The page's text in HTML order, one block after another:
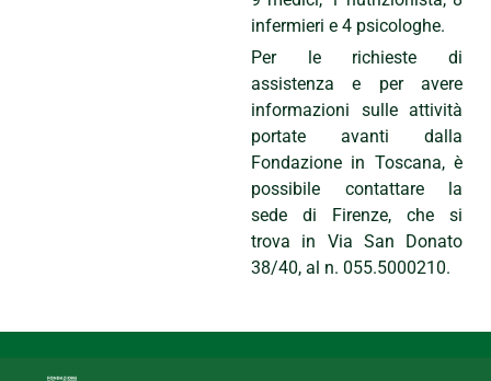
infermieri e 4 psicologhe.
Per le richieste di
assistenza e per avere
informazioni sulle attività
portate avanti dalla
Fondazione in Toscana, è
possibile contattare la
sede di Firenze, che si
trova in Via San Donato
38/40, al n. 055.5000210.